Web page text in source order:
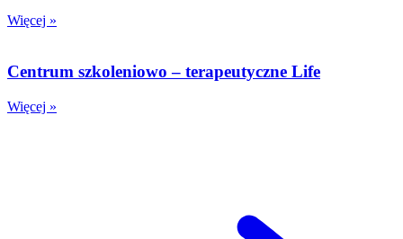
Więcej »
Centrum szkoleniowo – terapeutyczne Life
Więcej »